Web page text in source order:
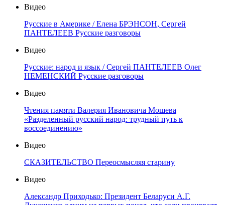
Видео
Русские в Америке / Елена БРЭНСОН, Сергей
ПАНТЕЛЕЕВ Русские разговоры
Видео
Русские: народ и язык / Сергей ПАНТЕЛЕЕВ Олег
НЕМЕНСКИЙ Русские разговоры
Видео
Чтения памяти Валерия Ивановича Мошева
«Разделенный русский народ: трудный путь к
воссоединению»
Видео
СКАЗИТЕЛЬСТВО Переосмысляя старину
Видео
Александр Приходько: Президент Беларуси А.Г.